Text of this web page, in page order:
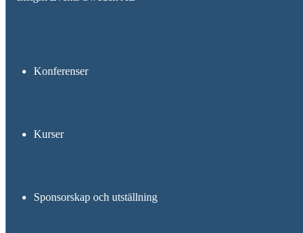
Konferenser
Kurser
Sponsorskap och utställning